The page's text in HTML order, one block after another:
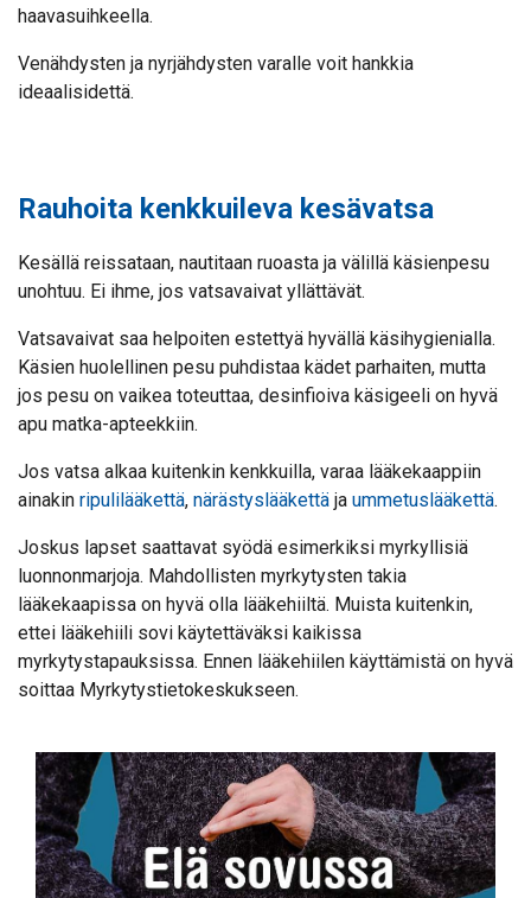
haavasuihkeella.
Venähdysten ja nyrjähdysten varalle voit hankkia
ideaalisidettä.
Rauhoita kenkkuileva kesävatsa
Kesällä reissataan, nautitaan ruoasta ja välillä käsienpesu
unohtuu. Ei ihme, jos vatsavaivat yllättävät.
Vatsavaivat saa helpoiten estettyä hyvällä käsihygienialla.
Käsien huolellinen pesu puhdistaa kädet parhaiten, mutta
jos pesu on vaikea toteuttaa, desinfioiva käsigeeli on hyvä
apu matka-apteekkiin.
Jos vatsa alkaa kuitenkin kenkkuilla, varaa lääkekaappiin
ainakin ripulilääkettä, närästyslääkettä ja ummetuslääkettä.
Joskus lapset saattavat syödä esimerkiksi myrkyllisiä
luonnonmarjoja. Mahdollisten myrkytysten takia
lääkekaapissa on hyvä olla lääkehiiltä. Muista kuitenkin,
ettei lääkehiili sovi käytettäväksi kaikissa
myrkytystapauksissa. Ennen lääkehiilen käyttämistä on hyvä
soittaa Myrkytystietokeskukseen.